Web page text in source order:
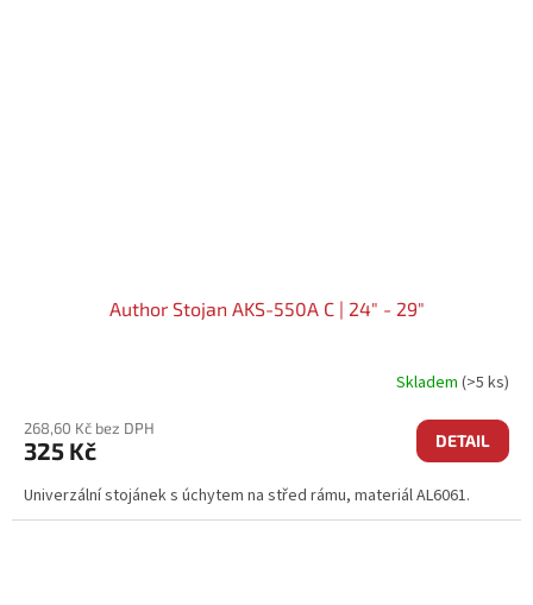
Author Stojan AKS-550A C | 24" - 29"
Skladem (>5 ks)
268,60 Kč bez DPH
325 Kč DETAIL
Univerzální stojánek s úchytem na střed rámu, materiál AL6061.